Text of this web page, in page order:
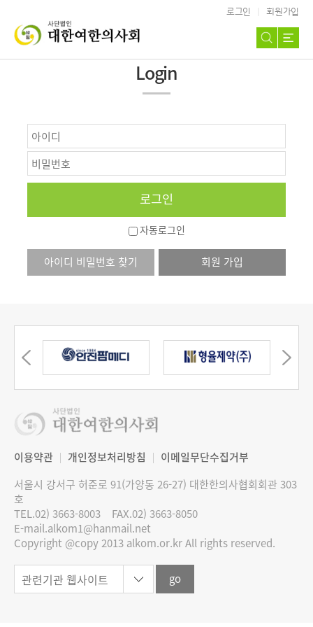
로그인 회원가입
Login
자동로그인
아이디 비밀번호 찾기 회원 가입
이용약관 개인정보처리방침
이메일무단수집거부
서울시 강서구 허준로 91(가양동 26-27) 대한한의사협회회관 303
호
TEL.02) 3663-8003
FAX.02) 3663-8050
E-mail.alkom1@hanmail.net
Copyright @copy 2013 alkom.or.kr All rights reserved.
go